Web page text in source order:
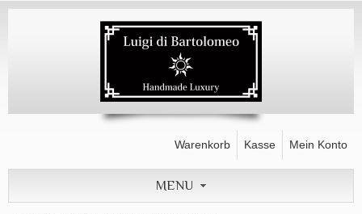
Warenkorb Kasse Mein Konto
MENU